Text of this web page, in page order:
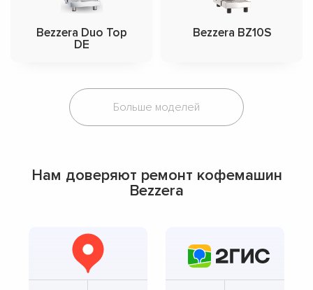
Bezzera Duo Top
DE
Bezzera BZ10S
Больше моделей
Нам доверяют ремонт кофемашин
Bezzera